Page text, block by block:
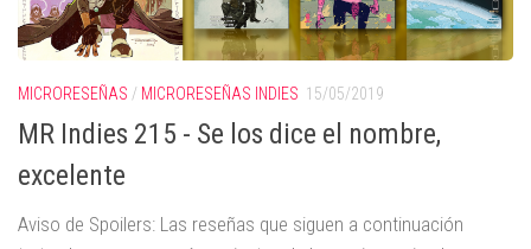
MICRORESEÑAS / MICRORESEÑAS INDIES 15/05/2019
MR Indies 215 - Se los dice el nombre,
excelente
Aviso de Spoilers: Las reseñas que siguen a continuación